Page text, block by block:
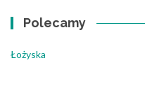
Polecamy
Łożyska